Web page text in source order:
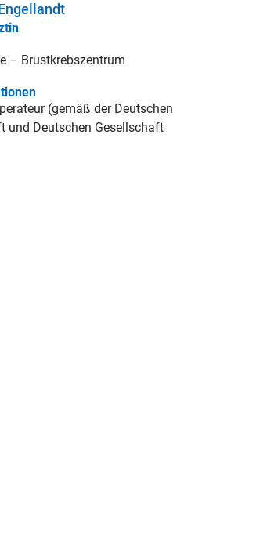
– Brustkrebszentrum
(gemäß der Deutschen
und Deutschen Gesellschaft